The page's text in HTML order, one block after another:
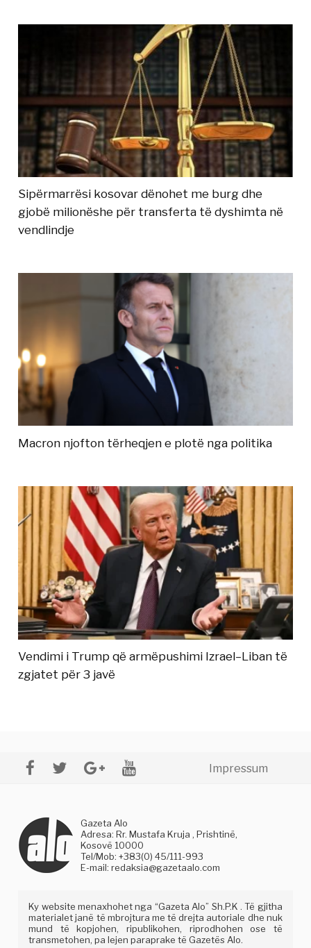
Sipërmarrësi kosovar dënohet me burg dhe
gjobë milionëshe për transferta të dyshimta në
vendlindje
Macron njofton tërheqjen e plotë nga politika
Vendimi i Trump që armëpushimi Izrael–Liban të
zgjatet për 3 javë
Impressum
Gazeta Alo
Adresa: Rr. Mustafa Kruja , Prishtinë,
Kosovë 10000
Tel/Mob: +383(0) 45/111-993
E-mail:redaksia@gazetaalo.com
Ky website menaxhohet nga “Gazeta Alo” Sh.P.K . Të gjitha
materialet janë të mbrojtura me të drejta autoriale dhe nuk
mund të kopjohen, ripublikohen, riprodhohen ose të
transmetohen, pa lejen paraprake të Gazetës Alo.